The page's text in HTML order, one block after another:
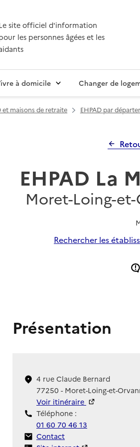
site officiel d'information
les personnes âgées et les
à domicile Changer de
et maisons de retraite EHPAD par
EHPAD La
Moret-Loing-et-
Rechercher les
Présentation
4 rue Claude Bernard
77250 - Moret-Loing-et-
Voir itinéraire
Téléphone :
01 60 70 46 13
Contact
Contact